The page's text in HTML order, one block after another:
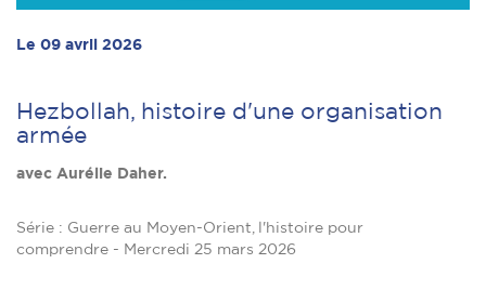
Le 09 avril 2026
Hezbollah, histoire d'une organisation
armée
avec Aurélie Daher.
Série : Guerre au Moyen-Orient, l'histoire pour
comprendre - Mercredi 25 mars 2026